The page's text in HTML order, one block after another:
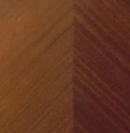
Compraron sus casas
para miles de
misión
intrusos nocturnos...
mundo de los vecinos
rodean y que en
Televisión